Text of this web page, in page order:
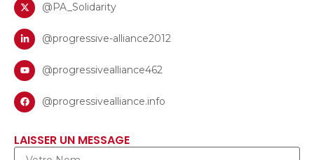
@PA_Solidarity
@progressive-alliance2012
@progressivealliance462
@progressivealliance.info
LAISSER UN MESSAGE